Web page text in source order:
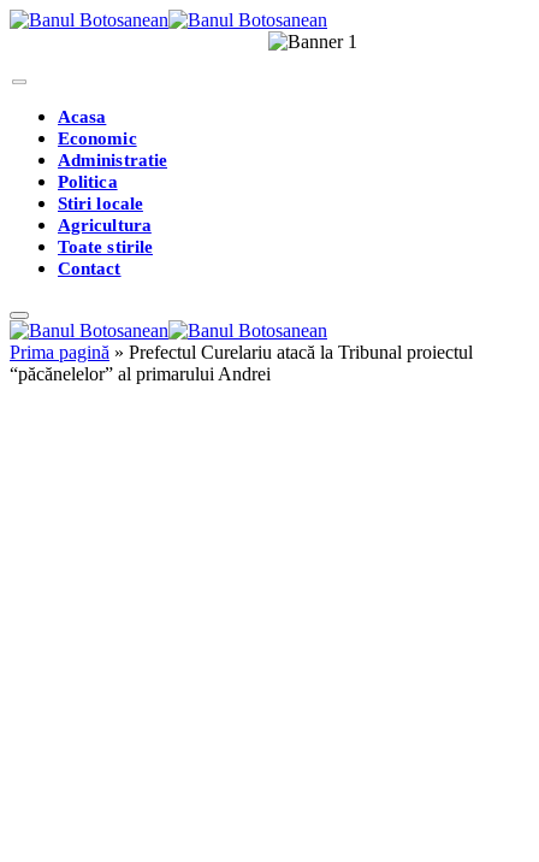
Acasa
Economic
Administratie
Politica
Stiri locale
Agricultura
Toate stirile
Contact
Prima pagină » Prefectul Curelariu atacă la Tribunal proiectul
“păcănelelor” al primarului Andrei